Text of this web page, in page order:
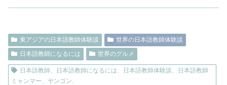
東アジアの日本語教師体験談
世界の日本語教師体験談
日本語教師になるには
世界のグルメ
日本語教師、日本語教師になるには、日本語教師体験談、日本語教師
ミャンマー、ヤンゴン、